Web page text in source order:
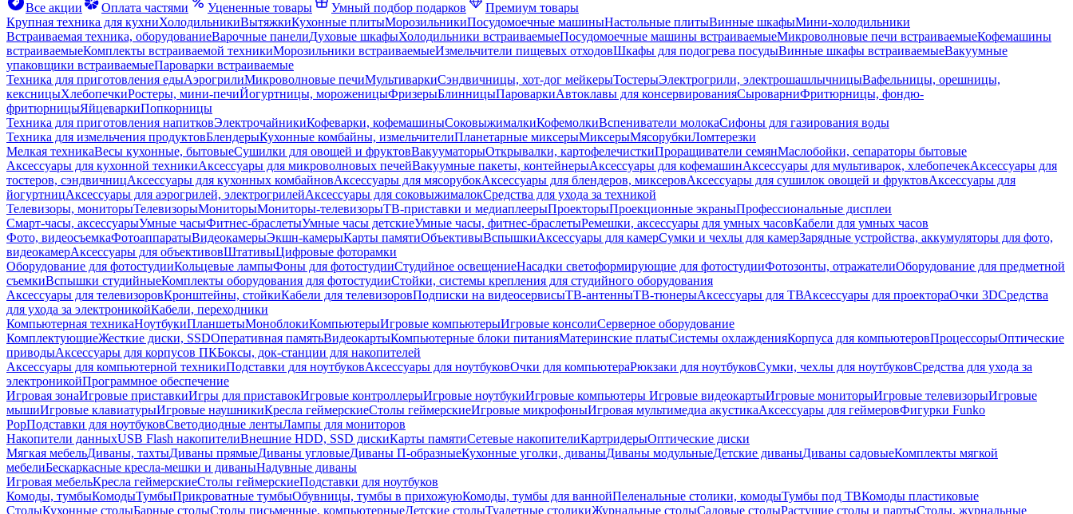
Все акции
Оплата частями Уцененные товары Умный подбор подарков
Премиум товары
Крупная техника для кухниХолодильникиВытяжкиКухонные плитыМорозильникиПосудомоечные машиныНастольные плитыВинные шкафыМини-холодильники
Встраиваемая техника, оборудованиеВарочные панелиДуховые шкафыХолодильники встраиваемыеПосудомоечные машины встраиваемыеМикроволновые печи встраиваемыеКофемашины
встраиваемыеКомплекты встраиваемой техникиМорозильники встраиваемыеИзмельчители пищевых отходовШкафы для подогрева посудыВинные шкафы встраиваемыеВакуумные
упаковщики встраиваемыеПароварки встраиваемые
Техника для приготовления едыАэрогрилиМикроволновые печиМультиваркиСэндвичницы, хот-дог мейкерыТостерыЭлектрогрили, электрошашлычницыВафельницы, орешницы,
кексницыХлебопечкиРостеры, мини-печиЙогуртницы, мороженицыФризерыБлинницыПароваркиАвтоклавы для консервированияСыроварниФритюрницы, фондю-
фритюрницыЯйцеваркиПопкорницы
Техника для приготовления напитковЭлектрочайникиКофеварки, кофемашиныСоковыжималкиКофемолкиВспениватели молокаСифоны для газирования воды
Техника для измельчения продуктовБлендерыКухонные комбайны, измельчителиПланетарные миксерыМиксерыМясорубкиЛомтерезки
Мелкая техникаВесы кухонные, бытовыеСушилки для овощей и фруктовВакууматорыОткрывалки, картофелечисткиПроращиватели семянМаслобойки, сепараторы бытовые
Аксессуары для кухонной техникиАксессуары для микроволновых печейВакуумные пакеты, контейнерыАксессуары для кофемашинАксессуары для мультиварок, хлебопечекАксессуары для
тостеров, сэндвичницАксессуары для кухонных комбайновАксессуары для мясорубокАксессуары для блендеров, миксеровАксессуары для сушилок овощей и фруктовАксессуары для
йогуртницАксессуары для аэрогрилей, электрогрилейАксессуары для соковыжималокСредства для ухода за техникой
Телевизоры, мониторыТелевизорыМониторыМониторы-телевизорыТВ-приставки и медиаплеерыПроекторыПроекционные экраныПрофессиональные дисплеи
Смарт-часы, аксессуарыУмные часыФитнес-браслетыУмные часы детскиеУмные часы, фитнес-браслетыРемешки, аксессуары для умных часовКабели для умных часов
Фото, видеосъемкаФотоаппаратыВидеокамерыЭкшн-камерыКарты памятиОбъективыВспышкиАксессуары для камерСумки и чехлы для камерЗарядные устройства, аккумуляторы для фото,
видеокамерАксессуары для объективовШтативыЦифровые фоторамки
Оборудование для фотостудииКольцевые лампыФоны для фотостудииСтудийное освещениеНасадки светоформирующие для фотостудииФотозонты, отражателиОборудование для предметной
съемкиВспышки студийныеКомплекты оборудования для фотостудииСтойки, системы крепления для студийного оборудования
Аксессуары для телевизоровКронштейны, стойкиКабели для телевизоровПодписки на видеосервисыТВ-антенныТВ-тюнерыАксессуары для ТВАксессуары для проектораОчки 3DСредства
для ухода за электроникойКабели, переходники
Компьютерная техникаНоутбукиПланшетыМоноблокиКомпьютерыИгровые компьютерыИгровые консолиСерверное оборудование
КомплектующиеЖесткие диски, SSDОперативная памятьВидеокартыКомпьютерные блоки питанияМатеринские платыСистемы охлажденияКорпуса для компьютеровПроцессорыОптические
приводыАксессуары для корпусов ПКБоксы, док-станции для накопителей
Аксессуары для компьютерной техникиПодставки для ноутбуковАксессуары для ноутбуковОчки для компьютераРюкзаки для ноутбуковСумки, чехлы для ноутбуковСредства для ухода за
электроникойПрограммное обеспечение
Игровая зонаИгровые приставкиИгры для приставокИгровые контроллерыИгровые ноутбукиИгровые компьютеры Игровые видеокартыИгровые мониторыИгровые телевизорыИгровые
мышиИгровые клавиатурыИгровые наушникиКресла геймерскиеСтолы геймерскиеИгровые микрофоныИгровая мультимедиа акустикаАксессуары для геймеровФигурки Funko
PopПодставки для ноутбуковСветодиодные лентыЛампы для мониторов
Накопители данныхUSB Flash накопителиВнешние HDD, SSD дискиКарты памятиСетевые накопителиКартридерыОптические диски
Мягкая мебельДиваны, тахтыДиваны прямыеДиваны угловыеДиваны П-образныеКухонные уголки, диваныДиваны модульныеДетские диваныДиваны садовыеКомплекты мягкой
мебелиБескаркасные кресла-мешки и диваныНадувные диваны
Игровая мебельКресла геймерскиеСтолы геймерскиеПодставки для ноутбуков
Комоды, тумбыКомодыТумбыПрикроватные тумбыОбувницы, тумбы в прихожуюКомоды, тумбы для ваннойПеленальные столики, комодыТумбы под ТВКомоды пластиковые
СтолыКухонные столыБарные столыСтолы письменные, компьютерныеДетские столыТуалетные столикиЖурнальные столыСадовые столыРастущие столы и партыСтолы, журнальные